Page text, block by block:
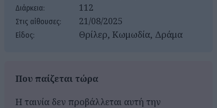
Διάρκεια: 112
Στις αίθουσες: 21/08/2025
Είδος: Θρίλερ, Κωμωδία, Δράμα
Που παίζεται τώρα
Η ταινία δεν προβάλλεται αυτή την